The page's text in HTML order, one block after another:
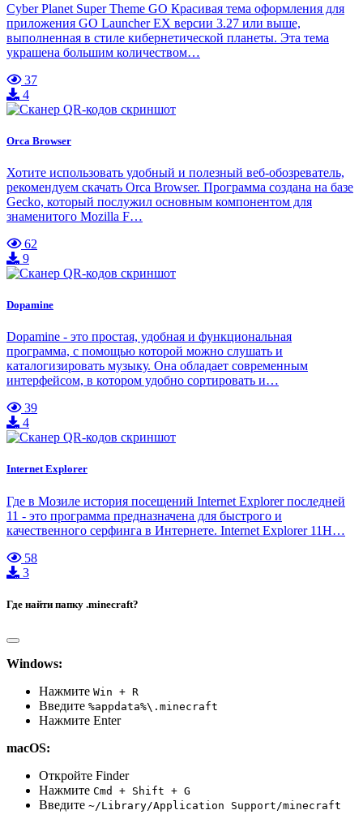
Cyber Planet Super Theme GO Красивая тема оформления для
приложения GO Launcher EX версии 3.27 или выше,
выполненная в стиле кибернетической планеты. Эта тема
украшена большим количеством…
37
4
Orca Browser
Хотите использовать удобный и полезный веб-обозреватель,
рекомендуем скачать Orca Browser. Программа создана на базе
Gecko, который послужил основным компонентом для
знаменитого Mozilla F…
62
9
Dopamine
Dopamine - это простая, удобная и функциональная
программа, с помощью которой можно слушать и
каталогизировать музыку. Она обладает современным
интерфейсом, в котором удобно сортировать и…
39
4
Internet Explorer
Где в Мозиле история посещений Internet Explorer последней
11 - это программа предназначена для быстрого и
качественного серфинга в Интернете. Internet Explorer 11Н…
58
3
Где найти папку .minecraft?
Windows:
Нажмите Win + R
Введите %appdata%\.minecraft
Нажмите Enter
macOS:
Откройте Finder
Нажмите Cmd + Shift + G
Введите ~/Library/Application Support/minecraft